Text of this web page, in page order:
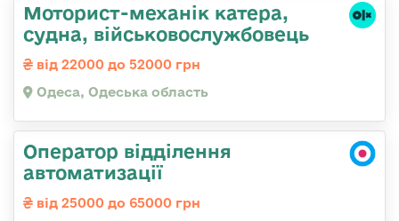
Моторист-механік катера,
судна, військовослужбовець
від 22000 до 52000 грн
Одеса, Одеська область
Оператор відділення
автоматизації
від 25000 до 65000 грн